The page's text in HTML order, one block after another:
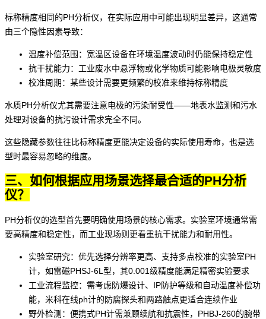
标称精度相同的PH分析仪，在实际应用中可能出现明显差异，这通常
由三个隐性因素导致：
温度补偿范围：宽温区设备在环境温度波动时仍能保持稳定性
抗干扰能力：工业废水中悬浮物或化学物质可能影响电极灵敏度
校准周期：某些设计需要更频繁的校准来维持标称精度
水质PH分析仪尤其需要注意电极的污染耐受性——地表水监测和污水
处理对设备的抗污设计需求完全不同。
这些隐藏参数往往比标称精度更能决定设备的实际使用寿命，也是选
型时最容易忽略的维度。
三、如何根据应用场景选择最合适的PH分析
仪？
PH分析仪的选型首先要明确使用场景的核心需求。实验室环境通常需
要高精度和稳定性，而工业现场则更看重抗干扰能力和耐用性。
实验室研究：优先选择分辨率更高、支持多点校准的实验室PH
计，如雷磁PHSJ-6L型，其0.001级精度能满足精密实验要求
工业流程监控：需考虑防爆设计、IP防护等级和自动温度补偿功
能，米科在线ph计的防腐探头和两路触点更适合连续作业
野外检测： 便携式PH计需兼顾续航和抗震性，PHBJ-260的腕带